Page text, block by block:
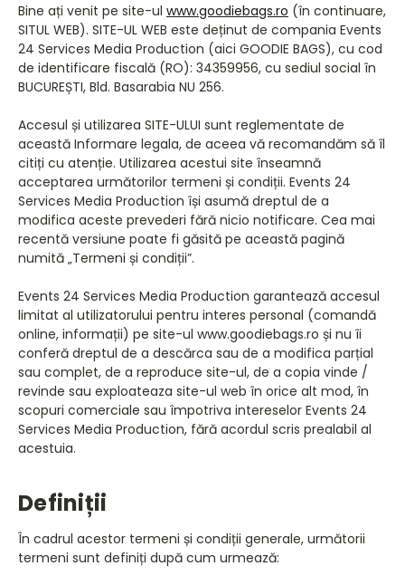
Bine ați venit pe site-ul www.goodiebags.ro (în continuare,
SITUL WEB). SITE-UL WEB este deținut de compania Events
24 Services Media Production (aici GOODIE BAGS), cu cod
de identificare fiscală (RO): 34359956, cu sediul social în
BUCUREȘTI, Bld. Basarabia NU 256.
Accesul și utilizarea SITE-ULUI sunt reglementate de
această Informare legala, de aceea vă recomandăm să îl
citiți cu atenție. Utilizarea acestui site înseamnă
acceptarea următorilor termeni și condiții. Events 24
Services Media Production își asumă dreptul de a
modifica aceste prevederi fără nicio notificare. Cea mai
recentă versiune poate fi găsită pe această pagină
numită „Termeni și condiții”.
Events 24 Services Media Production garantează accesul
limitat al utilizatorului pentru interes personal (comandă
online, informații) pe site-ul www.goodiebags.ro și nu îi
conferă dreptul de a descărca sau de a modifica parțial
sau complet, de a reproduce site-ul, de a copia vinde /
revinde sau exploateaza site-ul web în orice alt mod, în
scopuri comerciale sau împotriva intereselor Events 24
Services Media Production, fără acordul scris prealabil al
acestuia.
Definiții
În cadrul acestor termeni și condiții generale, următorii
termeni sunt definiți după cum urmează: